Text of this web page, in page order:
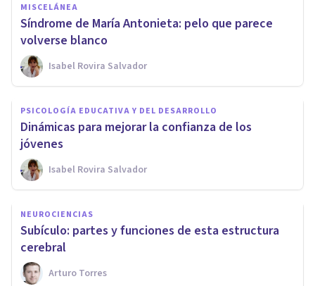
MISCELÁNEA
Síndrome de María Antonieta: pelo que parece
volverse blanco
Isabel Rovira Salvador
PSICOLOGÍA EDUCATIVA Y DEL DESARROLLO
Dinámicas para mejorar la confianza de los
jóvenes
Isabel Rovira Salvador
NEUROCIENCIAS
Subículo: partes y funciones de esta estructura
cerebral
Arturo Torres